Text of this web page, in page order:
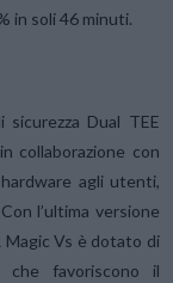
in soli 46 minuti.
Dual TEE
collaborazione con
agli utenti,
l’ultima versione
Magic Vs è dotato di
che favoriscono il